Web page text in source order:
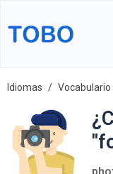
Idiomas Vocabulario